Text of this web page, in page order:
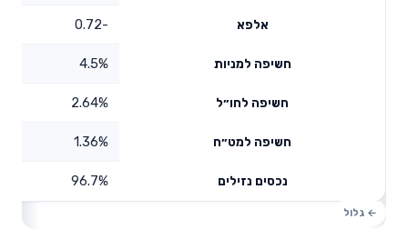
אלפא -0.72
חשיפה למניות 4.5%
חשיפה לחו״ל 2.64%
חשיפה למט״ח 1.36%
נכסים נזילים 96.7%